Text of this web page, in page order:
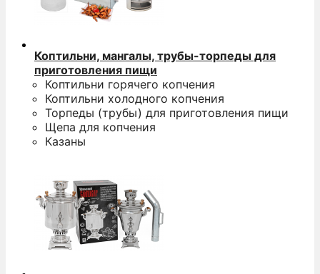
Коптильни, мангалы, трубы-торпеды для
приготовления пищи
Коптильни горячего копчения
Коптильни холодного копчения
Торпеды (трубы) для приготовления пищи
Щепа для копчения
Казаны